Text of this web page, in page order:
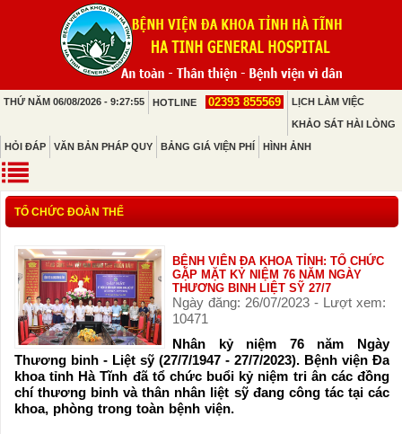
THỨ NĂM 06/08/2026 - 9:27:55 HOTLINE 02393 855569 LỊCH LÀM VIỆC
KHẢO SÁT HÀI LÒNG
HỎI ĐÁP VĂN BẢN PHÁP QUY BẢNG GIÁ VIỆN PHÍ HÌNH ẢNH
TỔ CHỨC ĐOÀN THỂ
BỆNH VIÊN ĐA KHOA TỈNH: TỔ CHỨC
GẶP MẶT KỶ NIỆM 76 NĂM NGÀY
THƯƠNG BINH LIỆT SỸ 27/7
Ngày đăng: 26/07/2023 - Lượt xem:
10471
Nhân kỷ niệm 76 năm Ngày
Thương binh - Liệt sỹ (27/7/1947 - 27/7/2023). Bệnh viện Đa
khoa tỉnh Hà Tĩnh đã tổ chức buổi kỷ niệm tri ân các đồng
chí thương binh và thân nhân liệt sỹ đang công tác tại các
khoa, phòng trong toàn bệnh viện.